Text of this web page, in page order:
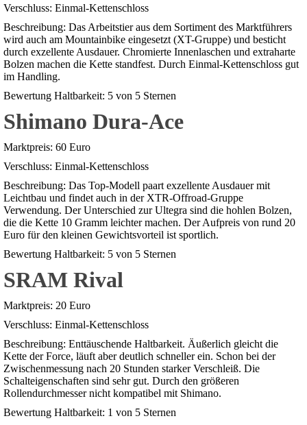
Verschluss: Einmal-Kettenschloss
Beschreibung: Das Arbeitstier aus dem Sortiment des Marktführers
wird auch am Mountainbike eingesetzt (XT-Gruppe) und besticht
durch exzellente Ausdauer. Chromierte Innenlaschen und extraharte
Bolzen machen die Kette standfest. Durch Einmal-Kettenschloss gut
im Handling.
Bewertung Haltbarkeit: 5 von 5 Sternen
Shimano Dura-Ace
Marktpreis: 60 Euro
Verschluss: Einmal-Kettenschloss
Beschreibung: Das Top-Modell paart exzellente Ausdauer mit
Leichtbau und findet auch in der XTR-Offroad-Gruppe
Verwendung. Der Unterschied zur Ultegra sind die hohlen Bolzen,
die die Kette 10 Gramm leichter machen. Der Aufpreis von rund 20
Euro für den kleinen Gewichtsvorteil ist sportlich.
Bewertung Haltbarkeit: 5 von 5 Sternen
SRAM Rival
Marktpreis: 20 Euro
Verschluss: Einmal-Kettenschloss
Beschreibung: Enttäuschende Haltbarkeit. Äußerlich gleicht die
Kette der Force, läuft aber deutlich schneller ein. Schon bei der
Zwischenmessung nach 20 Stunden starker Verschleiß. Die
Schalteigenschaften sind sehr gut. Durch den größeren
Rollendurchmesser nicht kompatibel mit Shimano.
Bewertung Haltbarkeit: 1 von 5 Sternen